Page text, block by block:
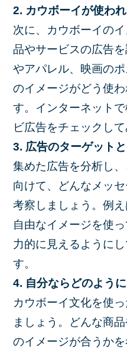
2. カウボーイが使わ
次に、カウボーイの
品やサービスの広告
やアパレル、映画の
のイメージがどう使
す。インターネット
ビ広告をチェックして
3. 広告のターゲット
集めた広告を分析し
向けて、どんなメッ
考察しましょう。例
自由なイメージを使
力的に見えるように
す。
4. 自分ならどのよう
カウボーイ文化を使
ましょう。どんな商
のイメージが合うか